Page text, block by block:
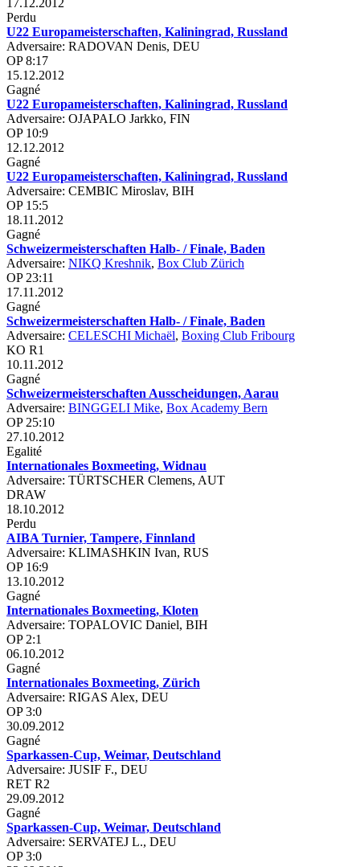
17.12.2012
Perdu
U22 Europameisterschaften, Kaliningrad, Russland
Adversaire: RADOVAN Denis, DEU
OP 8:17
15.12.2012
Gagné
U22 Europameisterschaften, Kaliningrad, Russland
Adversaire: OJAPALO Jarkko, FIN
OP 10:9
12.12.2012
Gagné
U22 Europameisterschaften, Kaliningrad, Russland
Adversaire: CEMBIC Miroslav, BIH
OP 15:5
18.11.2012
Gagné
Schweizermeisterschaften Halb- / Finale, Baden
Adversaire: NIKQ Kreshnik, Box Club Zürich
OP 23:11
17.11.2012
Gagné
Schweizermeisterschaften Halb- / Finale, Baden
Adversaire: CELESCHI Michaël, Boxing Club Fribourg
KO R1
10.11.2012
Gagné
Schweizermeisterschaften Ausscheidungen, Aarau
Adversaire: BINGGELI Mike, Box Academy Bern
OP 25:10
27.10.2012
Egalité
Internationales Boxmeeting, Widnau
Adversaire: TÜRTSCHER Clemens, AUT
DRAW
18.10.2012
Perdu
AIBA Turnier, Tampere, Finnland
Adversaire: KLIMASHKIN Ivan, RUS
OP 16:9
13.10.2012
Gagné
Internationales Boxmeeting, Kloten
Adversaire: TOPALOVIC Daniel, BIH
OP 2:1
06.10.2012
Gagné
Internationales Boxmeeting, Zürich
Adversaire: RIGAS Alex, DEU
OP 3:0
30.09.2012
Gagné
Sparkassen-Cup, Weimar, Deutschland
Adversaire: JUSIF F., DEU
RET R2
29.09.2012
Gagné
Sparkassen-Cup, Weimar, Deutschland
Adversaire: SERVATEJ L., DEU
OP 3:0